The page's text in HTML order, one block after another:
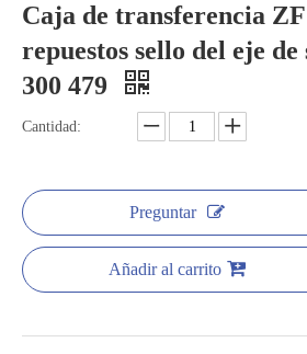
Caja de transferencia
repuestos sello del eje de
300 479
Cantidad:
Preguntar
Añadir al carrito